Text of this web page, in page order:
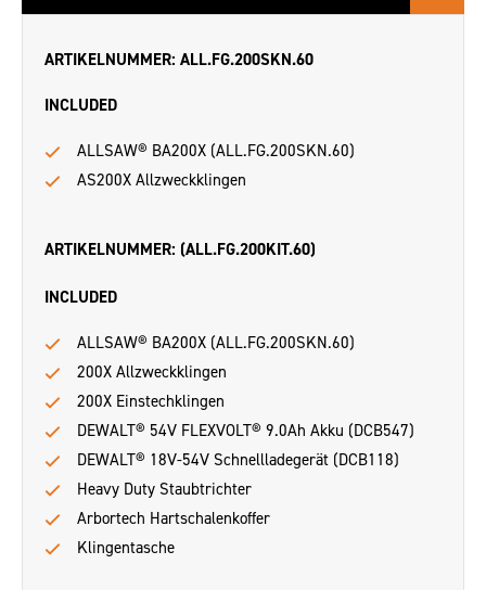
ARTIKELNUMMER: ALL.FG.200SKN.60
INCLUDED
ALLSAW® BA200X (ALL.FG.200SKN.60)
AS200X Allzweckklingen
ARTIKELNUMMER: (ALL.FG.200KIT.60)
INCLUDED
ALLSAW® BA200X (ALL.FG.200SKN.60)
200X Allzweckklingen
200X Einstechklingen
DEWALT® 54V FLEXVOLT® 9.0Ah Akku (DCB547)
DEWALT® 18V-54V Schnellladegerät (DCB118)
Heavy Duty Staubtrichter
Arbortech Hartschalenkoffer
Klingentasche